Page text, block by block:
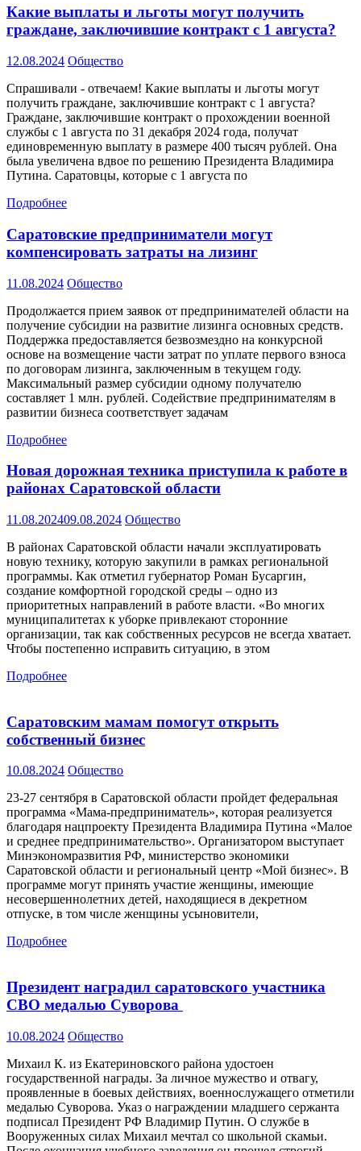
Какие выплаты и льготы могут получить
граждане, заключившие контракт с 1 августа?
12.08.2024 Общество
Спрашивали - отвечаем! Какие выплаты и льготы могут
получить граждане, заключившие контракт с 1 августа?
Граждане, заключившие контракт о прохождении военной
службы с 1 августа по 31 декабря 2024 года, получат
единовременную выплату в размере 400 тысяч рублей. Она
была увеличена вдвое по решению Президента Владимира
Путина. Саратовцы, которые с 1 августа по
Подробнее
Саратовские предприниматели могут
компенсировать затраты на лизинг
11.08.2024 Общество
Продолжается прием заявок от предпринимателей области на
получение субсидии на развитие лизинга основных средств.
Поддержка предоставляется безвозмездно на конкурсной
основе на возмещение части затрат по уплате первого взноса
по договорам лизинга, заключенным в текущем году.
Максимальный размер субсидии одному получателю
составляет 1 млн. рублей. Содействие предпринимателям в
развитии бизнеса соответствует задачам
Подробнее
Новая дорожная техника приступила к работе в
районах Саратовской области
11.08.202409.08.2024 Общество
В районах Саратовской области начали эксплуатировать
новую технику, которую закупили в рамках региональной
программы. Как отметил губернатор Роман Бусаргин,
создание комфортной городской среды – одно из
приоритетных направлений в работе власти. «Во многих
муниципалитетах к уборке привлекают сторонние
организации, так как собственных ресурсов не всегда хватает.
Чтобы постепенно исправить ситуацию, в этом
Подробнее
Саратовским мамам помогут открыть
собственный бизнес
10.08.2024 Общество
23-27 сентября в Саратовской области пройдет федеральная
программа «Мама-предприниматель», которая реализуется
благодаря нацпроекту Президента Владимира Путина «Малое
и среднее предпринимательство». Организатором выступает
Минэкономразвития РФ, министерство экономики
Саратовской области и региональный центр «Мой бизнес». В
программе могут принять участие женщины, имеющие
несовершеннолетних детей, находящиеся в декретном
отпуске, в том числе женщины усыновители,
Подробнее
Президент наградил саратовского участника
СВО медалью Суворова
10.08.2024 Общество
Михаил К. из Екатериновского района удостоен
государственной награды. За личное мужество и отвагу,
проявленные в боевых действиях, военнослужащего отметили
медалью Суворова. Указ о награждении младшего сержанта
подписал Президент РФ Владимир Путин. О службе в
Вооруженных силах Михаил мечтал со школьной скамьи.